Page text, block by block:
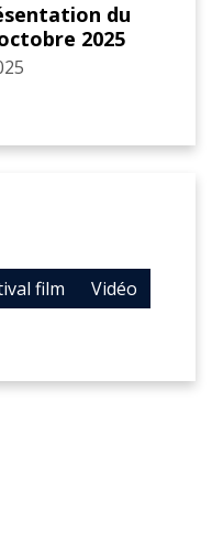
du
2025
film
Vidéo